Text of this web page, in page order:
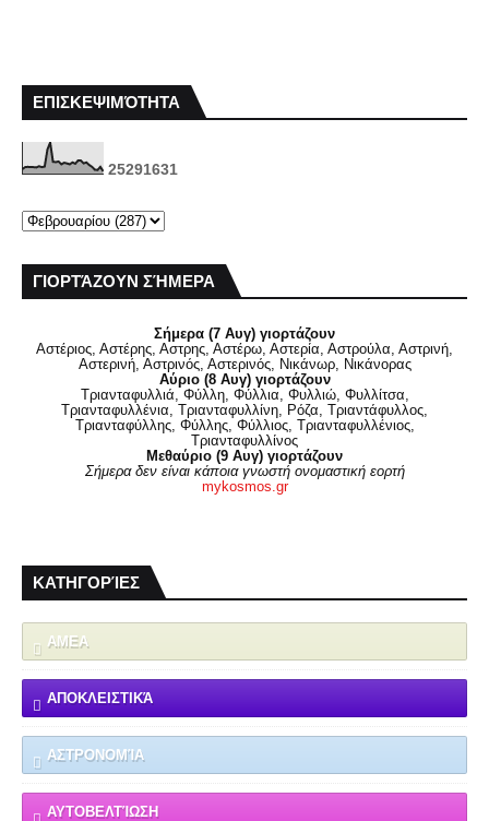
ΕΠΙΣΚΕΨΙΜΌΤΗΤΑ
25291631
ΓΙΟΡΤΆΖΟΥΝ ΣΉΜΕΡΑ
Σήμερα (7 Αυγ) γιορτάζουν
Αστέριος, Αστέρης, Αστρης, Αστέρω, Αστερία, Αστρούλα, Αστρινή,
Αστερινή, Αστρινός, Αστερινός, Νικάνωρ, Νικάνορας
Αύριο (8 Αυγ) γιορτάζουν
Τριανταφυλλιά, Φύλλη, Φύλλια, Φυλλιώ, Φυλλίτσα,
Τριανταφυλλένια, Τριανταφυλλίνη, Ρόζα, Τριαντάφυλλος,
Τριανταφύλλης, Φύλλης, Φύλλιος, Τριανταφυλλένιος,
Τριανταφυλλίνος
Μεθαύριο (9 Αυγ) γιορτάζουν
Σήμερα δεν είναι κάποια γνωστή ονομαστική εορτή
mykosmos.gr
ΚΑΤΗΓΟΡΊΕΣ
ΑΜΕΑ
ΑΠΟΚΛΕΙΣΤΙΚΆ
ΑΣΤΡΟΝΟΜΊΑ
ΑΥΤΟΒΕΛΤΊΩΣΗ